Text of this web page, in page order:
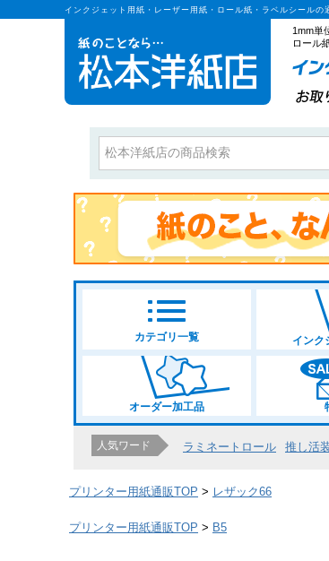
インクジェット用紙・レーザー用紙・ロール紙・ラベルシール
1mm単
ロール
カテゴリ一覧 インク
オーダー加工品
人気ワード ラミネートロール 推し活
プリンター用紙通販TOP レザック66
プリンター用紙通販TOP B5